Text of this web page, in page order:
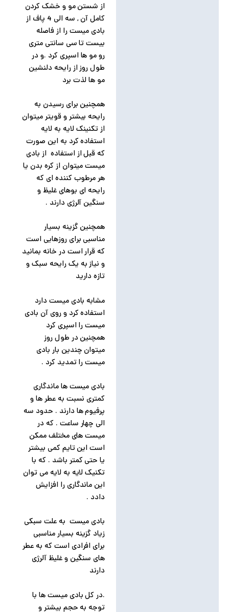
از شستن مو و خشک کردن
کامل آن , سه الی 4 پاف از
بادی میست را از فاصله
بیست تا سی سانتی متری
رو مو ها اسپری کرد .و در
طول روز از رایحه دلنشین
مو ها لذت برد
همچنین برای رسیدن به
رایحه بیشتر و قویتر میتوان
از تکنینک لایه به لایه
استفاده کرد به این صورت
که قبل از استفاده از بادی
میست میتوان از کره بدن یا
هر مرطوب کننده ای که
رایحه ای بوهای غلیظ و
سنگین آلرژی دارند .
همچنین گزینه بسیار
مناسبی برای روزهایی است
که قرار است در خانه بمانید
و نیاز به یک رایحه سبک و
تازه دارید
مشابه بادی میست دارد
استفاده کرد و روی آن بادی
میست را اسپری کرد
همچنین در طول روز
میتوان چندین بار بادی
میست را تمدید کرد .
بادی میست ها ماندگاری
کمتری نسبت به عطر ها و
پرفیوم ها دارند . حدود سه
الی چهار ساعت . که در
میست های مختلف ممکن
است این تایم کمی بیشتر
یا حتی کمتر باشد . که با
تکنیک لایه به لایه می توان
این ماندگاری را افزایش
دادد .
بادی میست به علت سبکی
زیاد گزینه بسیار مناسبی
برای افرادی است که به عطر
های سنگین و غلیظ آلرژی
دارند
.در کل بادی میست ها با
توجه به حجم بیشتر و